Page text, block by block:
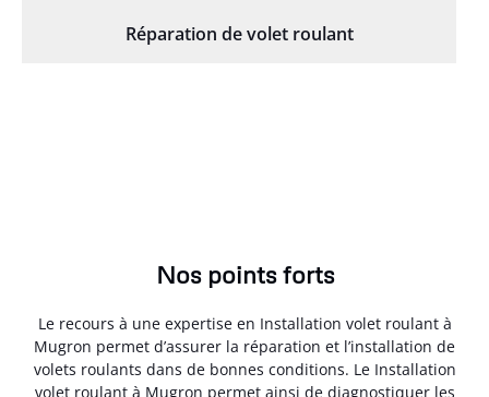
Réparation de volet roulant
Nos points forts
Le recours à une expertise en Installation volet roulant à
Mugron permet d’assurer la réparation et l’installation de
volets roulants dans de bonnes conditions. Le Installation
volet roulant à Mugron permet ainsi de diagnostiquer les